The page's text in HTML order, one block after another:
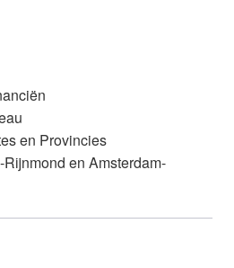
en Provincies
en Amsterdam-